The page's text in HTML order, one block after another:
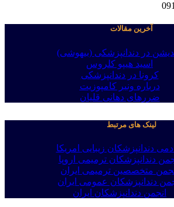
آخرین مقالات
در دندانپزشکی (بیهوشی)
اسید هیپو کلروس
کرونا در دندانپزشکی
درباره ونیر کامپوزیت
ضررهای دهانی قلیان
لینک های مرتبط
دندانپزشکان زیبایی امریکا
دندانپزشکان ترمیمی اروپا
متخصصین ترمیمی ایران
دندانپزشکان عمومی ایران
انجمن دندانپزشکان ایران